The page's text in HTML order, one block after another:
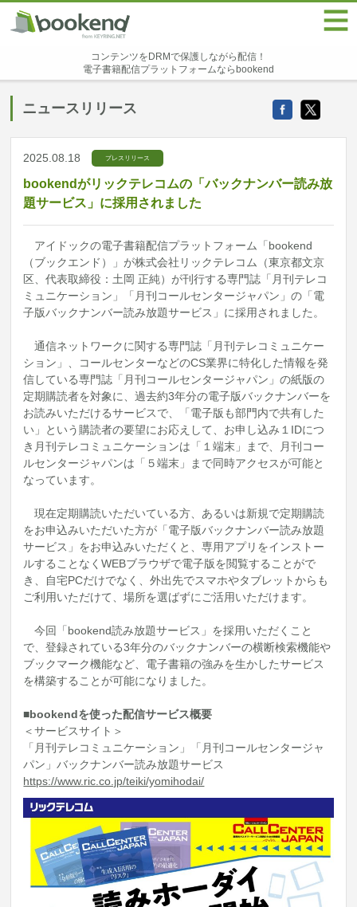
コンテンツをDRMで保護しながら配信！
電子書籍配信プラットフォームならbookend
ニュースリリース
2025.08.18 プレスリリース
bookendがリックテレコムの「バックナンバー読み放
題サービス」に採用されました
アイドックの電子書籍配信プラットフォーム「bookend
（ブックエンド）」が株式会社リックテレコム（東京都文京
区、代表取締役：土岡 正純）が刊行する専門誌「月刊テレコ
ミュニケーション」「月刊コールセンタージャパン」の「電
子版バックナンバー読み放題サービス」に採用されました。
通信ネットワークに関する専門誌「月刊テレコミュニケー
ション」、コールセンターなどのCS業界に特化した情報を発
信している専門誌「月刊コールセンタージャパン」の紙版の
定期購読者を対象に、過去約3年分の電子版バックナンバーを
お読みいただけるサービスで、「電子版も部門内で共有した
い」という購読者の要望にお応えして、お申し込み１IDにつ
き月刊テレコミュニケーションは「１端末」まで、月刊コー
ルセンタージャパンは「５端末」まで同時アクセスが可能と
なっています。
現在定期購読いただいている方、あるいは新規で定期購読
をお申込みいただいた方が「電子版バックナンバー読み放題
サービス」をお申込みいただくと、専用アプリをインストー
ルすることなくWEBブラウザで電子版を閲覧することがで
き、自宅PCだけでなく、外出先でスマホやタブレットからも
ご利用いただけて、場所を選ばずにご活用いただけます。
今回「bookend読み放題サービス」を採用いただくこと
で、登録されている3年分のバックナンバーの横断検索機能や
ブックマーク機能など、電子書籍の強みを生かしたサービス
を構築することが可能になりました。
■bookendを使った配信サービス概要
＜サービスサイト＞
「月刊テレコミュニケーション」「月刊コールセンタージャ
パン」バックナンバー読み放題サービス
https://www.ric.co.jp/teiki/yomihodai/